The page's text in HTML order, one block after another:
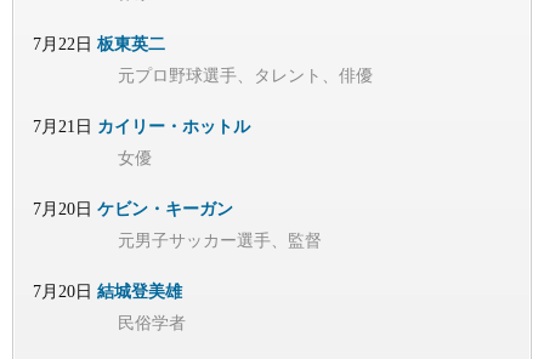
7月22日 板東英二
元プロ野球選手、タレント、俳優
7月21日 カイリー・ホットル
女優
7月20日 ケビン・キーガン
元男子サッカー選手、監督
7月20日 結城登美雄
民俗学者